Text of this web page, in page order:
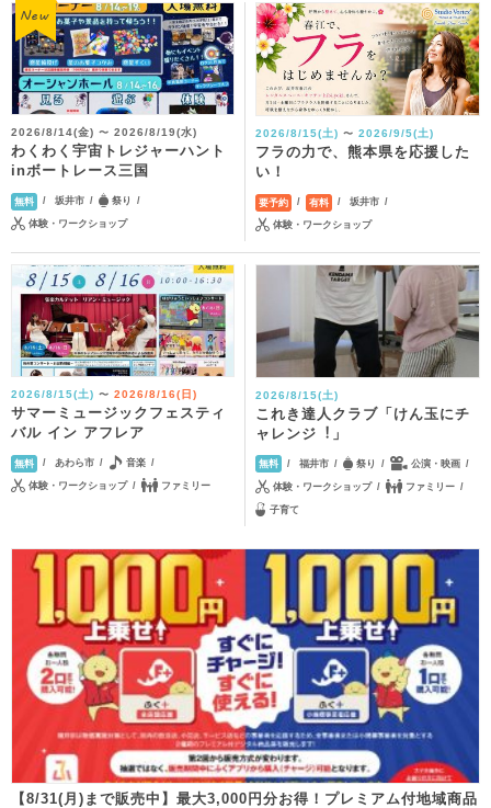
2026/8/14(金) 〜 2026/8/19(水)
わくわく宇宙トレジャーハント
inボートレース三国
無料 坂井市 祭り
体験・ワークショップ
2026/8/15(土) 〜 2026/9/5(土)
フラの力で、熊本県を応援した
い！
要予約 有料 坂井市
体験・ワークショップ
2026/8/15(土) 〜 2026/8/16(日)
サマーミュージックフェスティ
バル イン アフレア
無料 あわら市 音楽
体験・ワークショップ ファミリー
2026/8/15(土)
これき達⼈クラブ「けん⽟にチ
ャレンジ︕」
無料 福井市 祭り 公演・映画
体験・ワークショップ ファミリー
子育て
【8/31(月)まで販売中】最大3,000円分お得！プレミアム付地域商品